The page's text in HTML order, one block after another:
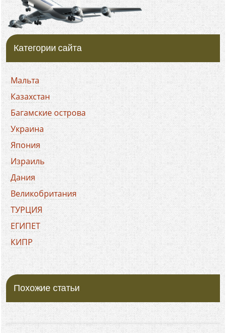
Категории сайта
Мальта
Казахстан
Багамские острова
Украина
Япония
Израиль
Дания
Великобритания
ТУРЦИЯ
ЕГИПЕТ
КИПР
ХОРВАТИЯ
БОЛГАРИЯ
ГРЕЦИЯ
ЧЕРНОГОРИЯ
ИТАЛИЯ
Похожие статьи